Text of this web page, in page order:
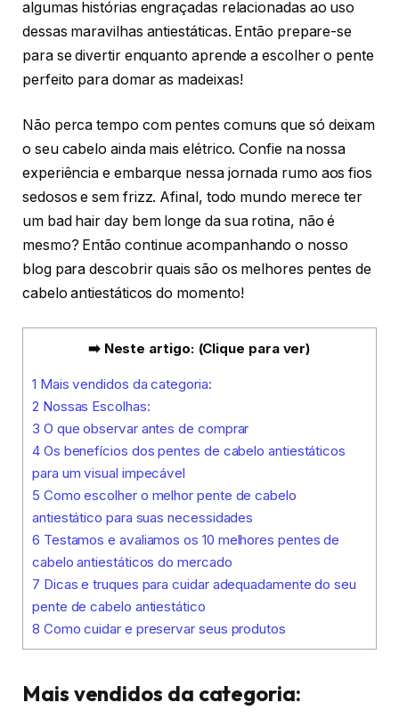
algumas histórias engraçadas relacionadas ao uso
dessas maravilhas antiestáticas. Então prepare-se
para se divertir enquanto aprende a escolher o pente
perfeito para domar as madeixas!
Não perca tempo com pentes comuns que só deixam
o seu cabelo ainda mais elétrico. Confie na nossa
experiência e embarque nessa jornada rumo aos fios
sedosos e sem frizz. Afinal, todo mundo merece ter
um bad hair day bem longe da sua rotina, não é
mesmo? Então continue acompanhando o nosso
blog para descobrir quais são os melhores pentes de
cabelo antiestáticos do momento!
➡️ Neste artigo: (Clique para ver)
1 Mais vendidos da categoria:
2 Nossas Escolhas:
3 O que observar antes de comprar
4Os benefícios dos pentes de cabelo antiestáticos
para um visual impecável
5 Como escolher o melhor pente de cabelo
antiestático para suas necessidades
6 Testamos e avaliamos os 10 melhores pentes de
cabelo antiestáticos do mercado
7 Dicas e truques para cuidar adequadamente do seu
pente de cabelo antiestático
8 Como cuidar e preservar seus produtos
Mais vendidos da categoria: